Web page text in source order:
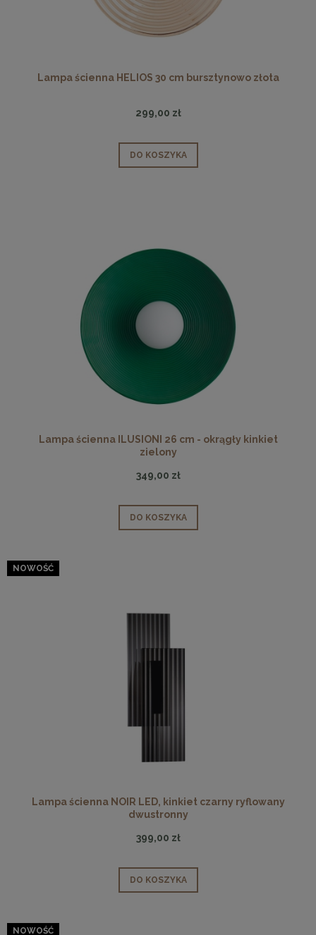
Lampa ścienna HELIOS 30 cm bursztynowo złota
299,00 zł
DO KOSZYKA
Lampa ścienna ILUSIONI 26 cm - okrągły kinkiet
zielony
349,00 zł
DO KOSZYKA
Lampa ścienna NOIR LED, kinkiet czarny ryflowany
dwustronny
399,00 zł
DO KOSZYKA
NOWOŚĆ
NOWOŚĆ